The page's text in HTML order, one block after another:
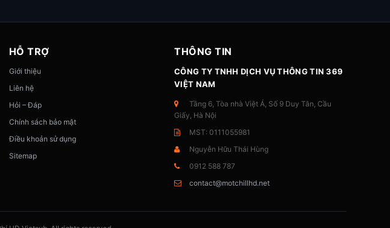
HỖ TRỢ
Giới thiệu
Liên hệ
Hỏi – Đáp
Chính sách bảo mật
Điều khoản sử dụng
Sitemap
THÔNG TIN
CÔNG TY TNHH DỊCH VỤ THÔNG TIN 369
VIỆT NAM
Tầng 6, Tòa nhà Việt Á, Số 9 Duy Tân, Cầu
Giấy, Hà Nội
MST: 0111055981
Nguyễn Hữu Thái Hùng
0912 588 787
contact@motchillhd.net